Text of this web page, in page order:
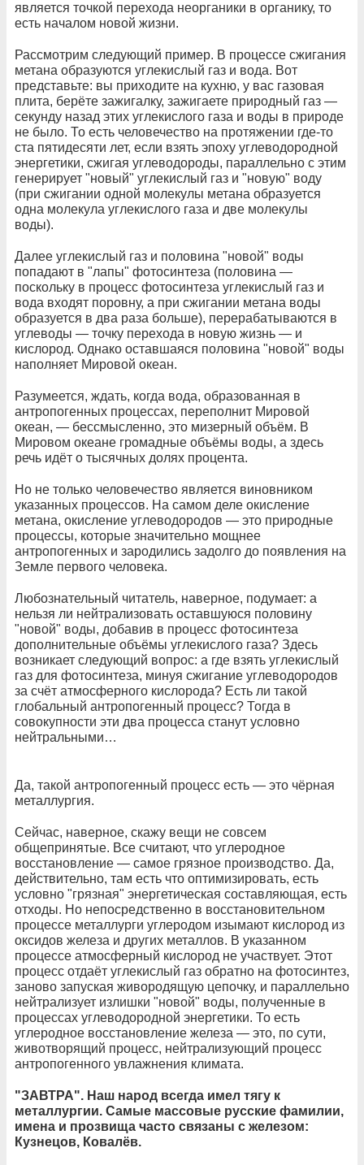
является точкой перехода неорганики в органику, то
есть началом новой жизни.
Рассмотрим следующий пример. В процессе сжигания
метана образуются углекислый газ и вода. Вот
представьте: вы приходите на кухню, у вас газовая
плита, берёте зажигалку, зажигаете природный газ —
секунду назад этих углекислого газа и воды в природе
не было. То есть человечество на протяжении где-то
ста пятидесяти лет, если взять эпоху углеводородной
энергетики, сжигая углеводороды, параллельно с этим
генерирует "новый" углекислый газ и "новую" воду
(при сжигании одной молекулы метана образуется
одна молекула углекислого газа и две молекулы
воды).
Далее углекислый газ и половина "новой" воды
попадают в "лапы" фотосинтеза (половина —
поскольку в процесс фотосинтеза углекислый газ и
вода входят поровну, а при сжигании метана воды
образуется в два раза больше), перерабатываются в
углеводы — точку перехода в новую жизнь — и
кислород. Однако оставшаяся половина "новой" воды
наполняет Мировой океан.
Разумеется, ждать, когда вода, образованная в
антропогенных процессах, переполнит Мировой
океан, — бессмысленно, это мизерный объём. В
Мировом океане громадные объёмы воды, а здесь
речь идёт о тысячных долях процента.
Но не только человечество является виновником
указанных процессов. На самом деле окисление
метана, окисление углеводородов — это природные
процессы, которые значительно мощнее
антропогенных и зародились задолго до появления на
Земле первого человека.
Любознательный читатель, наверное, подумает: а
нельзя ли нейтрализовать оставшуюся половину
"новой" воды, добавив в процесс фотосинтеза
дополнительные объёмы углекислого газа? Здесь
возникает следующий вопрос: а где взять углекислый
газ для фотосинтеза, минуя сжигание углеводородов
за счёт атмосферного кислорода? Есть ли такой
глобальный антропогенный процесс? Тогда в
совокупности эти два процесса станут условно
нейтральными…
Да, такой антропогенный процесс есть — это чёрная
металлургия.
Сейчас, наверное, скажу вещи не совсем
общепринятые. Все считают, что углеродное
восстановление — самое грязное производство. Да,
действительно, там есть что оптимизировать, есть
условно "грязная" энергетическая составляющая, есть
отходы. Но непосредственно в восстановительном
процессе металлурги углеродом изымают кислород из
оксидов железа и других металлов. В указанном
процессе атмосферный кислород не участвует. Этот
процесс отдаёт углекислый газ обратно на фотосинтез,
заново запуская живородящую цепочку, и параллельно
нейтрализует излишки "новой" воды, полученные в
процессах углеводородной энергетики. То есть
углеродное восстановление железа — это, по сути,
животворящий процесс, нейтрализующий процесс
антропогенного увлажнения климата.
"ЗАВТРА". Наш народ всегда имел тягу к
металлургии. Самые массовые русские фамилии,
имена и прозвища часто связаны с железом:
Кузнецов, Ковалёв.